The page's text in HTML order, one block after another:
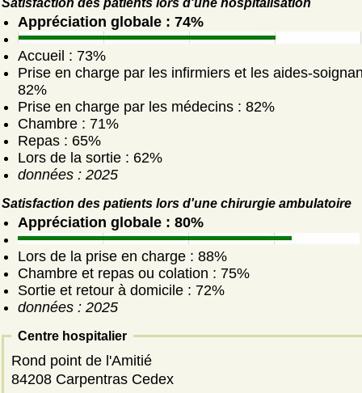
Satisfaction des patients lors d'une hospitalisation
Appréciation globale : 74%
Accueil : 73%
Prise en charge par les infirmiers et les aides-
82%
Prise en charge par les médecins : 82%
Chambre : 71%
Repas : 65%
Lors de la sortie : 62%
données : 2025
Satisfaction des patients lors d'une chirurgie ambulatoire
Appréciation globale : 80%
Lors de la prise en charge : 88%
Chambre et repas ou colation : 75%
Sortie et retour à domicile : 72%
données : 2025
Centre hospitalier
Rond point de l'Amitié
84208 Carpentras Cedex